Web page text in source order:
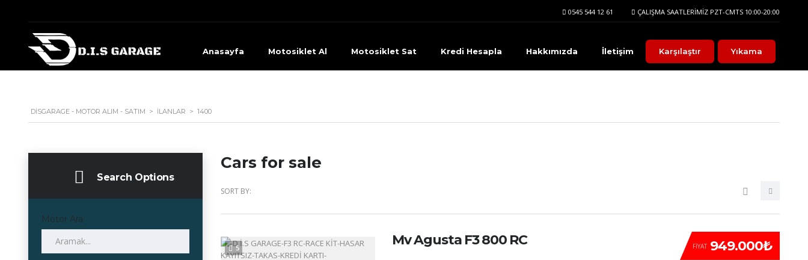
ÇALIŞMA SAATLERIMIZ PZT-CMTS 10:00-20:00
0545 544 12 61
Anasayfa Motosiklet Al Motosiklet Sat Kredi Hesapla Hakkımızda İletişim Karşılaştır Yıkama
DISGARAGE - MOTOR ALIM - SATIM > İLANLAR > 1400
Search Options
Motor Ara
Cars for sale
SORT BY:
5 FIYAT 949.000₺
Mv Agusta F3 800 RC